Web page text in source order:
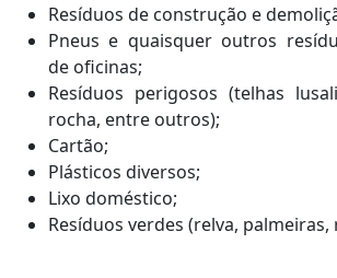
Resíduos de construção e
Pneus e quaisquer outros
de oficinas;
Resíduos perigosos (telhas
rocha, entre outros);
Cartão;
Plásticos diversos;
Lixo doméstico;
Resíduos verdes (relva, palmeiras,